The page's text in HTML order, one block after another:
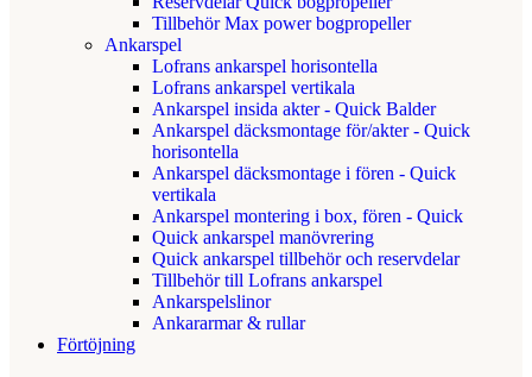
Tillbehör Max power bogpropeller
Ankarspel
Lofrans ankarspel horisontella
Lofrans ankarspel vertikala
Ankarspel insida akter - Quick Balder
Ankarspel däcksmontage för/akter - Quick
horisontella
Ankarspel däcksmontage i fören - Quick
vertikala
Ankarspel montering i box, fören - Quick
Quick ankarspel manövrering
Quick ankarspel tillbehör och reservdelar
Tillbehör till Lofrans ankarspel
Ankarspelslinor
Ankararmar & rullar
Förtöjning